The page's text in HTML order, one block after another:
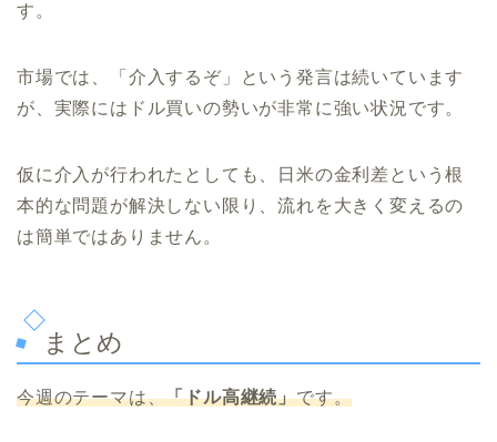
す。
市場では、「介入するぞ」という発言は続いています
が、実際にはドル買いの勢いが非常に強い状況です。
仮に介入が行われたとしても、日米の金利差という根
本的な問題が解決しない限り、流れを大きく変えるの
は簡単ではありません。
まとめ
今週のテーマは、「ドル高継続」です。